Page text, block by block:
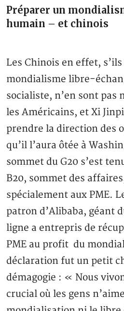
Préparer un
humain – et chinois
Les Chinois en effet,
mondialisme libre-
socialiste, n’en sont pas
les Américains, et Xi
prendre la direction des
qu’il l’aura ôtée à
sommet du G20 s’est
B20, sommet des
spécialement aux PME.
patron d’Alibaba, géant
ligne a entrepris de
PME au profit du
déclaration fut un petit
démagogie : « Nous
crucial où les gens